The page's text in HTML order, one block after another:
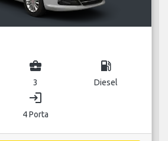
business_center
3
local_gas_station
Diesel
login
4 Porta